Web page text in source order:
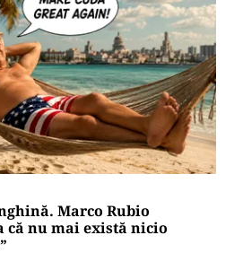
Marco Rubio
că nu mai există nicio